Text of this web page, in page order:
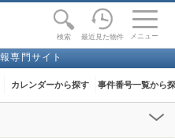
検索 最近見た物件 メニュー
専門サイト
カレンダーから探す 事件番号一覧から
toggle